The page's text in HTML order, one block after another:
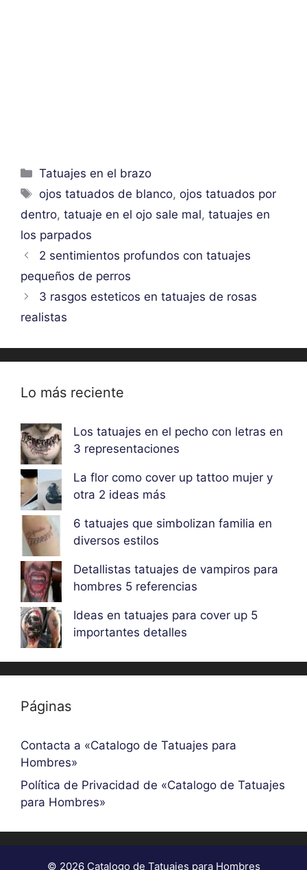
Categorías
Tatuajes en el brazo
Etiquetas
ojos tatuados de blanco,ojos tatuados por
dentro, tatuaje en el ojo sale mal, tatuajes en
los parpados
2 sentimientos profundos con tatuajes
pequeños de perros
3 rasgos esteticos en tatuajes de rosas
realistas
Lo más reciente
Los tatuajes en el pecho con letras en
3 representaciones
La flor como cover up tattoo mujer y
otra 2 ideas más
6 tatuajes que simbolizan familia en
diversos estilos
Detallistas tatuajes de vampiros para
hombres 5 referencias
Ideas en tatuajes para cover up 5
importantes detalles
Páginas
Contacta a «Catalogo de Tatuajes para
Hombres»
Política de Privacidad de «Catalogo de Tatuajes
para Hombres»
© 2026 Catalogo de Tatuajes para Hombres